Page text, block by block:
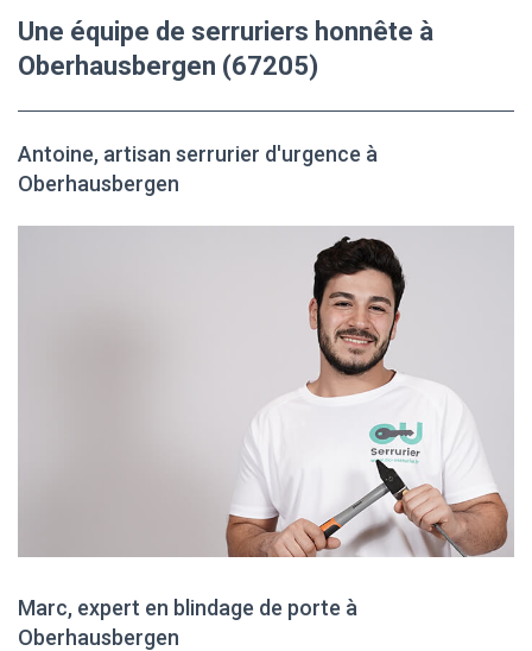
Une équipe de serruriers honnête à
Oberhausbergen (67205)
Antoine, artisan serrurier d'urgence à
Oberhausbergen
Marc, expert en blindage de porte à
Oberhausbergen